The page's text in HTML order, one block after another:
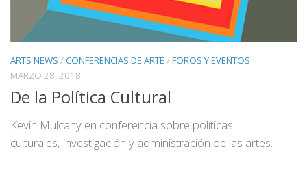
ARTS NEWS /CONFERENCIAS DE ARTE /FOROS Y EVENTOS
MARZO 28, 2018
De la Política Cultural
Kevin Mulcahy en conferencia sobre políticas
culturales, investigación y administración de las artes.